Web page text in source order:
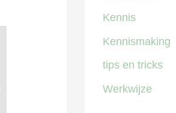
Kennis
Kennismaking
tips en tricks
Werkwijze